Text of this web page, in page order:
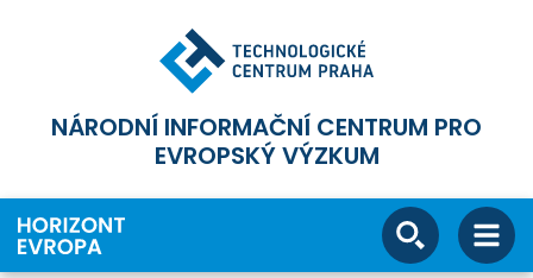
NÁRODNÍ INFORMAČNÍ CENTRUM PRO
EVROPSKÝ VÝZKUM